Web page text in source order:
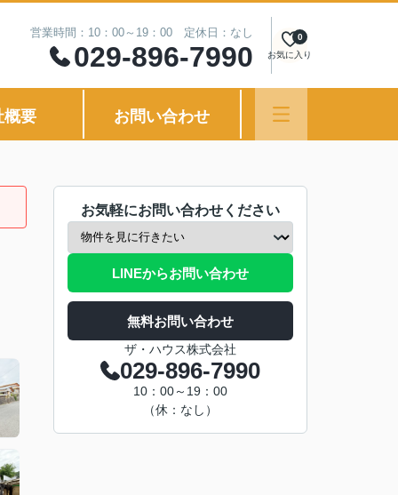
営業時間：10：00～19：00 定休日：なし
029-896-7990 お気に入り
0
概要 お問い合わせ
お気軽にお問い合わせください
LINEからお問い合わせ
無料お問い合わせ
ザ・ハウス株式会社
029-896-7990
10：00～19：00
（休：なし）